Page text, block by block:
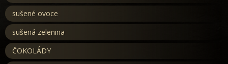
sušené ovoce
sušená zelenina
ČOKOLÁDY